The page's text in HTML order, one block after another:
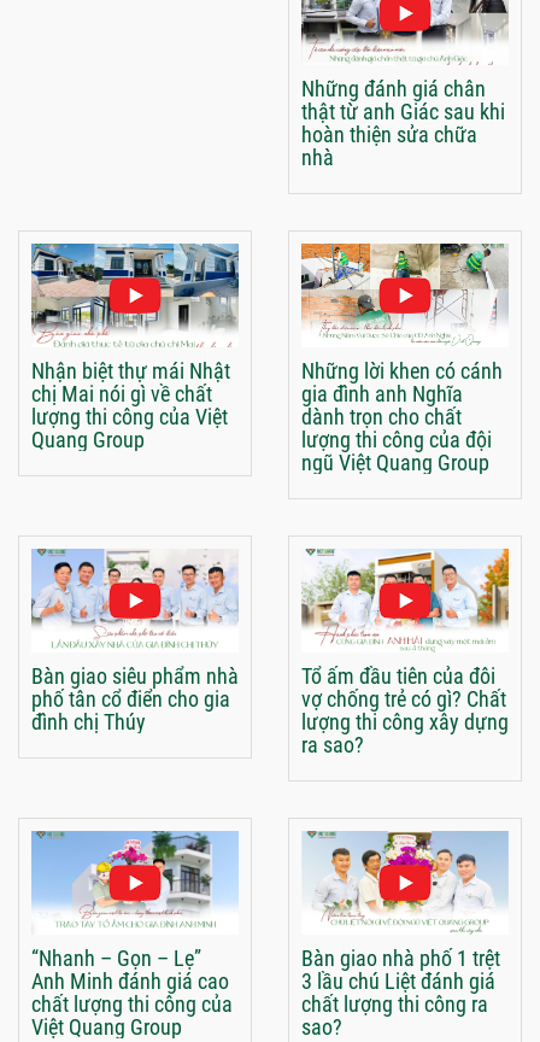
Những đánh giá chân
thật từ anh Giác sau khi
hoàn thiện sửa chữa
nhà
Nhận biệt thự mái Nhật
chị Mai nói gì về chất
lượng thi công của Việt
Quang Group
Những lời khen có cánh
gia đình anh Nghĩa
dành trọn cho chất
lượng thi công của đội
ngũ Việt Quang Group
Bàn giao siêu phẩm nhà
phố tân cổ điển cho gia
đình chị Thúy
Tổ ấm đầu tiên của đôi
vợ chống trẻ có gì? Chất
lượng thi công xây dựng
ra sao?
“Nhanh – Gọn – Lẹ”
Anh Minh đánh giá cao
chất lượng thi công của
Việt Quang Group
Bàn giao nhà phố 1 trệt
3 lầu chú Liệt đánh giá
chất lượng thi công ra
sao?